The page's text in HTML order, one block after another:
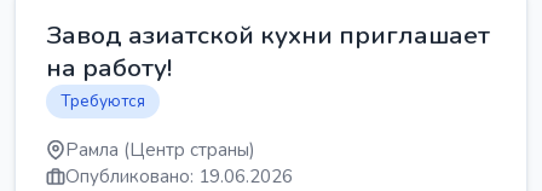
Завод азиатской кухни приглашает
на работу!
Требуются
Рамла (Центр страны)
Опубликовано: 19.06.2026